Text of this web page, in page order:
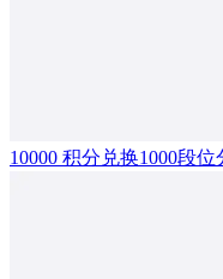
10000 积分兑换1000段